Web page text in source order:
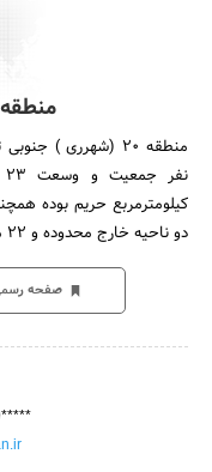
منطقه 20 شهرداری تهران
کیلومترمربع حریم بوده
دو ناحیه خارج محدوده و 22 محله می باشد .
صفحه